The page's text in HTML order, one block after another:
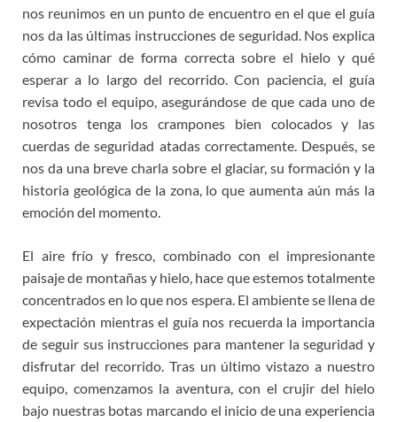
nos reunimos en un punto de encuentro en el que el guía
nos da las últimas instrucciones de seguridad. Nos explica
cómo caminar de forma correcta sobre el hielo y qué
esperar a lo largo del recorrido. Con paciencia, el guía
revisa todo el equipo, asegurándose de que cada uno de
nosotros tenga los crampones bien colocados y las
cuerdas de seguridad atadas correctamente. Después, se
nos da una breve charla sobre el glaciar, su formación y la
historia geológica de la zona, lo que aumenta aún más la
emoción del momento.
El aire frío y fresco, combinado con el impresionante
paisaje de montañas y hielo, hace que estemos totalmente
concentrados en lo que nos espera. El ambiente se llena de
expectación mientras el guía nos recuerda la importancia
de seguir sus instrucciones para mantener la seguridad y
disfrutar del recorrido. Tras un último vistazo a nuestro
equipo, comenzamos la aventura, con el crujir del hielo
bajo nuestras botas marcando el inicio de una experiencia